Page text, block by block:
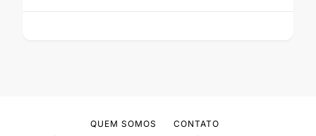
QUEM SOMOS
CONTATO